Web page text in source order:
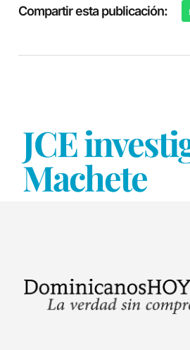
Compartir esta publicación:
JCE
Machete